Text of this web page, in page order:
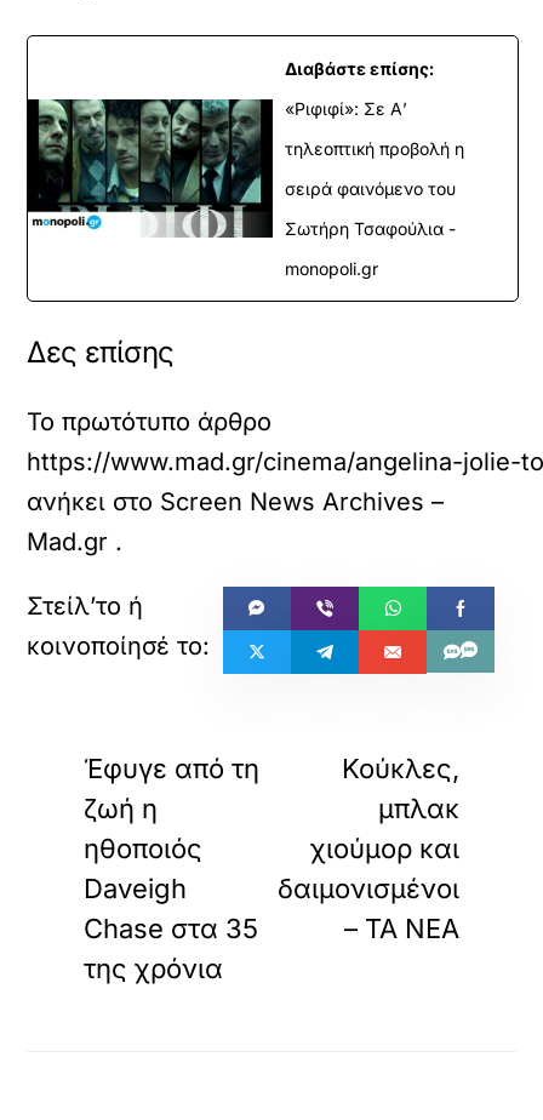
Διαβάστε επίσης:
«Ριφιφί»: Σε Α’
τηλεοπτική προβολή η
σειρά φαινόμενο του
Σωτήρη Τσαφούλια -
monopoli.gr
Δες επίσης
Το πρωτότυπο άρθρο
https://www.mad.gr/cinema/angelina-
ανήκει στο Screen News Archives –
Mad.gr .
Έφυγε από τη
ζωή η
ηθοποιός
Daveigh
Chase στα 35
της χρόνια
Κούκλες,
μπλακ
χιούμορ και
δαιμονισμένοι
– ΤΑ ΝΕΑ